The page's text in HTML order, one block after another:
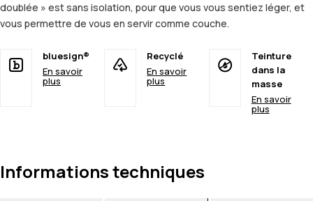
doublée » est sans isolation, pour que vous vous sentiez léger, et
vous permettre de vous en servir comme couche.
bluesign®
En savoir
plus
Recyclé
En savoir
plus
Teinture
dans la
masse
En savoir
plus
Informations techniques